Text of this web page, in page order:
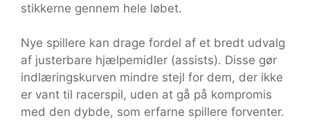
stikkerne gennem hele løbet.
Nye spillere kan drage fordel af et bredt udvalg
af justerbare hjælpemidler (assists). Disse gør
indlæringskurven mindre stejl for dem, der ikke
er vant til racerspil, uden at gå på kompromis
med den dybde, som erfarne spillere forventer.